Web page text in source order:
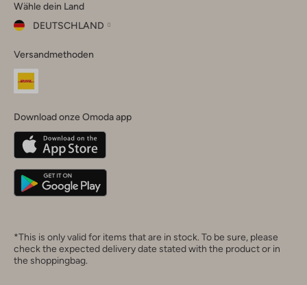
Instagram
Facebook
TikTok
Wähle dein Land
DEUTSCHLAND
dein
Land
Belgique(Français)
Deutschland
Versandmethoden
Download onze Omoda app
*This is only valid for items that are in stock. To be sure, please
check the expected delivery date stated with the product or in
the shoppingbag.